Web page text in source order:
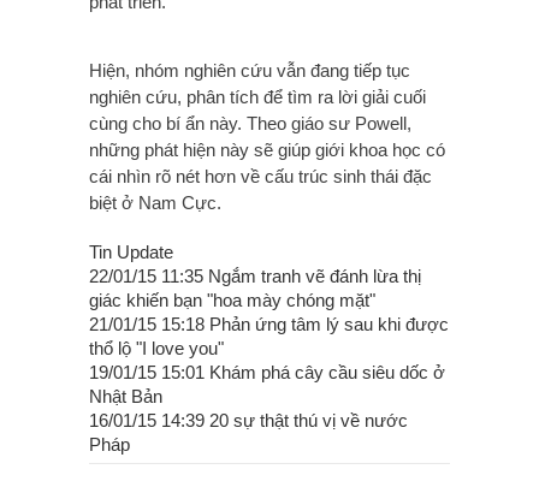
Hiện, nhóm nghiên cứu vẫn đang tiếp tục
nghiên cứu, phân tích để tìm ra lời giải cuối
cùng cho bí ẩn này. Theo giáo sư Powell,
những phát hiện này sẽ giúp giới khoa học có
cái nhìn rõ nét hơn về cấu trúc sinh thái đặc
biệt ở Nam Cực.
Tin Update
22/01/15 11:35 Ngắm tranh vẽ đánh lừa thị
giác khiến bạn "hoa mày chóng mặt"
21/01/15 15:18 Phản ứng tâm lý sau khi được
thổ lộ "I love you"
19/01/15 15:01 Khám phá cây cầu siêu dốc ở
Nhật Bản
16/01/15 14:39 20 sự thật thú vị về nước
Pháp